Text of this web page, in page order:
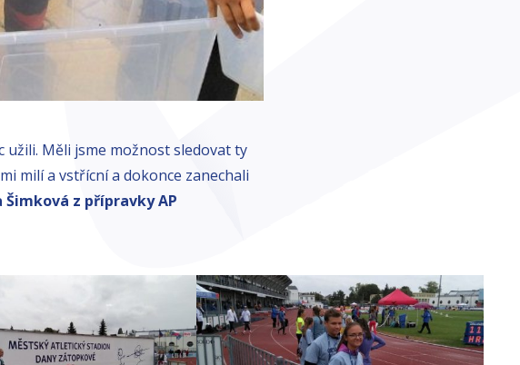
užili. Měli jsme možnost sledovat ty
milí a vstřícní a dokonce zanechali
z přípravky AP